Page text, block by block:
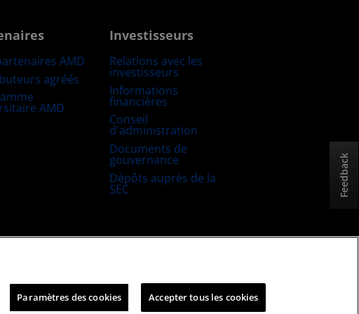
Feedback
AMD
agréés
AMD
Investisseurs
Relations avec les
investisseurs
Informations
financières
Conseil
d'administration
Documents de
gouvernance
Dépôts auprès de la
SEC
Paramètres des cookies Accepter tous les cookies